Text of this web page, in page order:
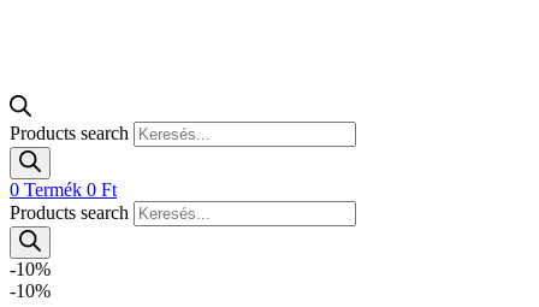
Products search
0 Termék 0 Ft
Products search
-10%
-10%